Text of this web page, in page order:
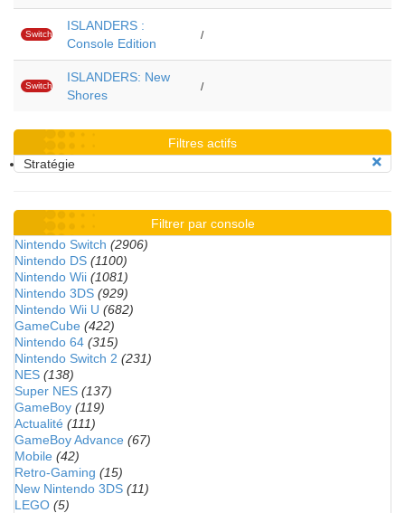
Switch
ISLANDERS :
Console Edition
/
Switch
ISLANDERS: New
Shores
/
Filtres actifs
Stratégie
Filtrer par console
Nintendo Switch (2906)
Nintendo DS (1100)
Nintendo Wii (1081)
Nintendo 3DS (929)
Nintendo Wii U (682)
GameCube (422)
Nintendo 64 (315)
Nintendo Switch 2 (231)
NES (138)
Super NES (137)
GameBoy (119)
Actualité (111)
GameBoy Advance (67)
Mobile (42)
Retro-Gaming (15)
New Nintendo 3DS (11)
LEGO (5)